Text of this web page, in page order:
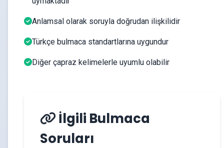
Anlamsal olarak soruyla doğrudan ilişkilidir
Türkçe bulmaca standartlarına uygundur
Diğer çapraz kelimelerle uyumlu olabilir
İlgili Bulmaca
Soruları